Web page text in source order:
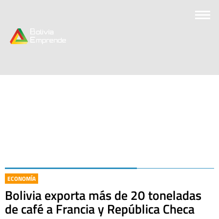
ECONOMÍA
Bolivia exporta más de 20 toneladas
de café a Francia y República Checa